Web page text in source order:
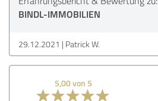
BINDL-IMMOBILIEN
29.12.2021 Patrick W.
5,00 von 5